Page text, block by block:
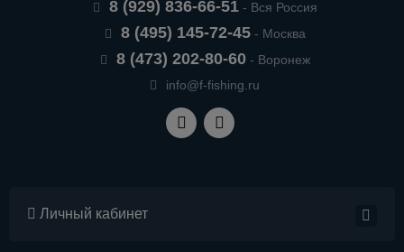
8 (929) 836-66-51- Вся Россия
8 (495) 145-72-45- Москва
8 (473) 202-80-60- Воронеж
info@f-fishing.ru
Личный кабинет